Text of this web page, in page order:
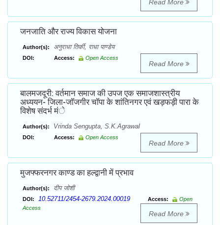
Read More
जनजाति और राज्य विकास योजना
Author(s): अनुराधा तिर्की, राधा पाण्डेय
DOI: Access: Open Access
Read More
बालमजदूरी: वर्तमान समाज की उपज एक समाजशास्त्रीय
अध्ययन- जिला-जाॅजगीर चाॅपा के शांतिनगर एवं खड़फड़ी पारा के
विशेष संदर्भ मंे
Author(s): Vrinda Sengupta, S.K.Agrawal
DOI: Access: Open Access
Read More
मुजफ्फरनगर काण्ड का हल्द्वानी में प्रभाव
Author(s): दीप जोशी
DOI: 10.52711/2454-2679.2024.00019 Access:
Open
Access
Read More